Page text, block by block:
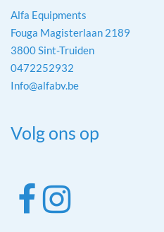
Alfa Equipments
Fouga Magisterlaan 2189
3800 Sint-Truiden
0472252932
Info@alfabv.be
Volg ons op